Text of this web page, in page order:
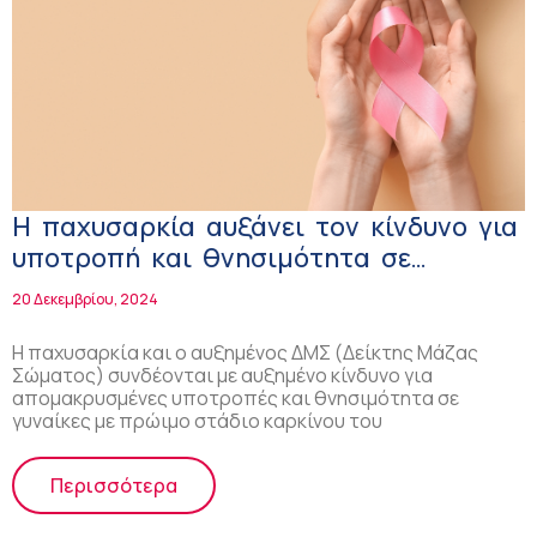
Η παχυσαρκία αυξάνει τον κίνδυνο για
υποτροπή και θνησιμότητα σε
ασθενείς με πρώιμο στάδιο καρκίνου
του μαστού
20 Δεκεμβρίου, 2024
Η παχυσαρκία και ο αυξημένος ΔΜΣ (Δείκτης Μάζας
Σώματος) συνδέονται με αυξημένο κίνδυνο για
απομακρυσμένες υποτροπές και θνησιμότητα σε
γυναίκες με πρώιμο στάδιο καρκίνου του
Περισσότερα